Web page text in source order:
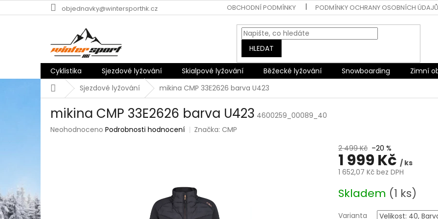
na
objednavky@wintersporthk.cz OBCHODNÍ PODMÍNKY PODMÍNKY OCHRANY OSOBNÍCH ÚDAJŮ
HLEDAT
Cyklistika Sjezdové lyžování Skialpové lyžování Běžecké lyžování Snowboarding Zimní
DomůSjezdové lyžování mikina CMP 33E2626 barva U423
mikina CMP 33E2626 barva U423 4600259_00089_40
Průměrné
Neohodnoceno Podrobnosti hodnocení Značka:CMP
2 499 Kč –20 %
1 999 Kč / ks
1 652,07 Kč bez DPH
cena:
Skladem (1 ks)
Varianta